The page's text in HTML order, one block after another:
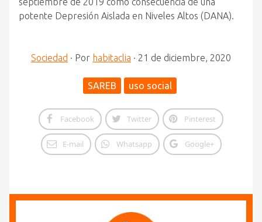
potente Depresión Aislada en Niveles Altos (DANA).
Sociedad · Por habitaclia · 21 de diciembre, 2020
SAREB uso social
Facebook Twitter Pinterest
E-mail Whatsapp Google+